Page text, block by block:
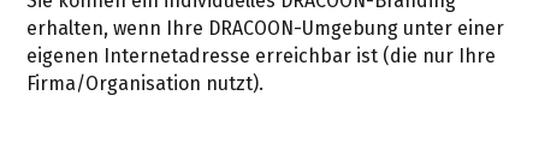
erhalten, wenn Ihre DRACOON-Umgebung unter einer
eigenen Internetadresse erreichbar ist (die nur Ihre
Firma/Organisation nutzt).